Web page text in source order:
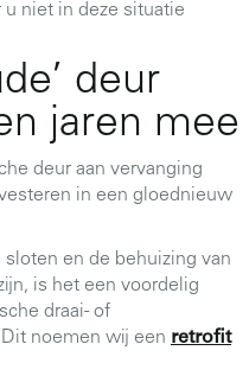
u niet in deze situatie
deur
jaren mee
deur aan vervanging
in een gloednieuw
en de behuizing van
is het een voordelig
draai- of
noemen wij een retrofit